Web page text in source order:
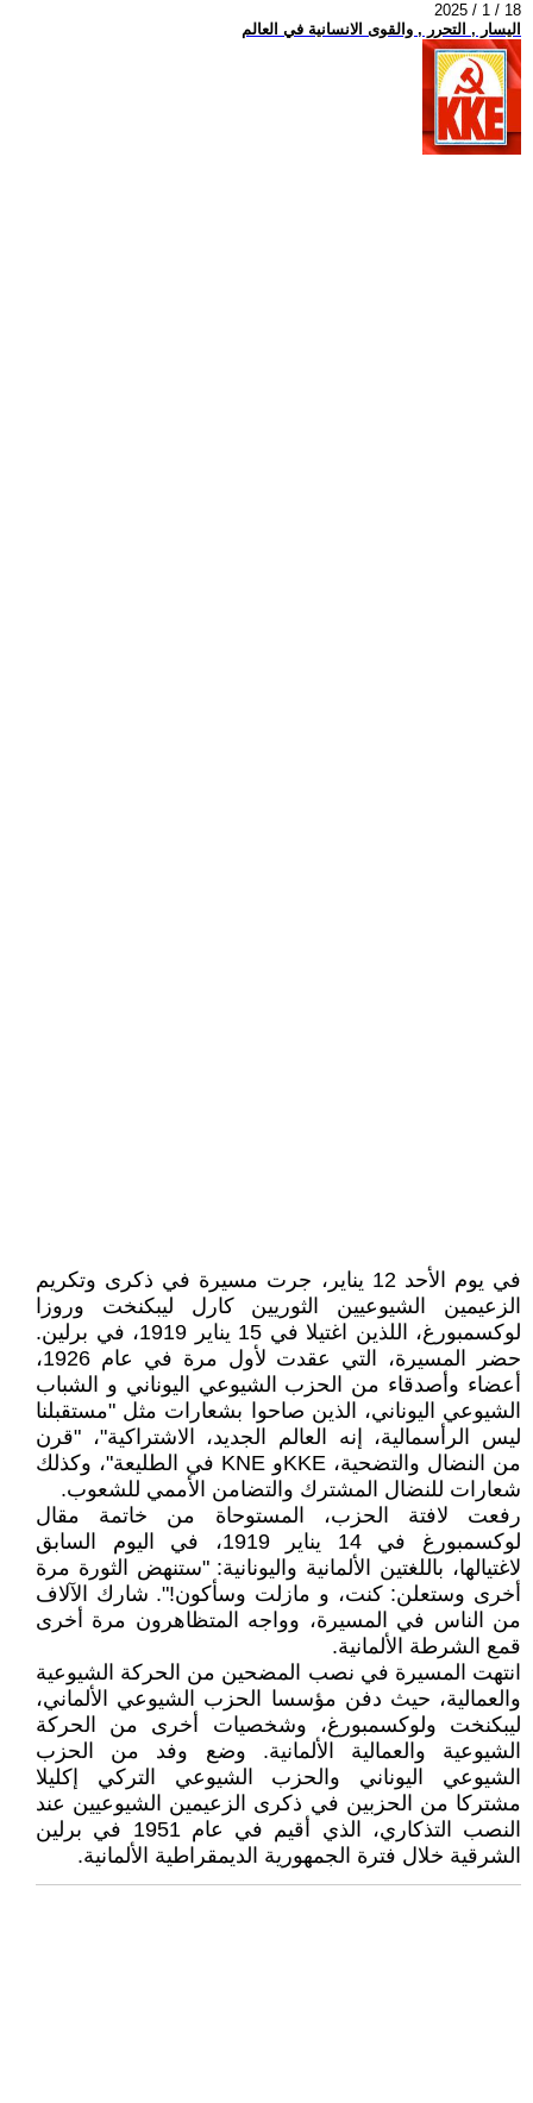
2025 / 1 / 18
اليسار , التحرر , والقوى الانسانية في العالم
في يوم الأحد 12 يناير، جرت مسيرة في ذكرى وتكريم
الزعيمين الشيوعيين الثوريين كارل ليبكنخت وروزا
لوكسمبورغ، اللذين اغتيلا في 15 يناير 1919، في برلين.
حضر المسيرة، التي عقدت لأول مرة في عام 1926،
أعضاء وأصدقاء من الحزب الشيوعي اليوناني و الشباب
الشيوعي اليوناني، الذين صاحوا بشعارات مثل "مستقبلنا
ليس الرأسمالية، إنه العالم الجديد، الاشتراكية"، "قرن
من النضال والتضحية، KKEو KNE في الطليعة"، وكذلك
شعارات للنضال المشترك والتضامن الأممي للشعوب.
رفعت لافتة الحزب، المستوحاة من خاتمة مقال
لوكسمبورغ في 14 يناير 1919، في اليوم السابق
لاغتيالها، باللغتين الألمانية واليونانية: "ستنهض الثورة مرة
أخرى وستعلن: كنت، و مازلت وسأكون!". شارك الآلاف
من الناس في المسيرة، وواجه المتظاهرون مرة أخرى
قمع الشرطة الألمانية.
انتهت المسيرة في نصب المضحين من الحركة الشيوعية
والعمالية، حيث دفن مؤسسا الحزب الشيوعي الألماني،
ليبكنخت ولوكسمبورغ، وشخصيات أخرى من الحركة
الشيوعية والعمالية الألمانية. وضع وفد من الحزب
الشيوعي اليوناني والحزب الشيوعي التركي إكليلا
مشتركا من الحزبين في ذكرى الزعيمين الشيوعيين عند
النصب التذكاري، الذي أقيم في عام 1951 في برلين
الشرقية خلال فترة الجمهورية الديمقراطية الألمانية.